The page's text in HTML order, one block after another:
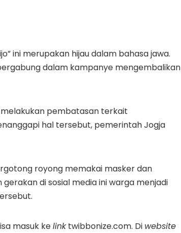
ini merupakan hijau dalam bahasa jawa.
dalam kampanye mengembalikan
pembatasan terkait
hal tersebut, pemerintah Jogja
royong memakai masker dan
di sosial media ini warga menjadi
masuk kelinktwibbonize.com. Di website